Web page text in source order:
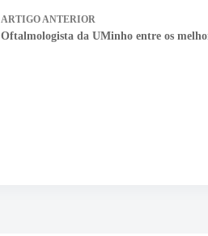
ARTIGOANTERIOR
Oftalmologista da UMinho entre os